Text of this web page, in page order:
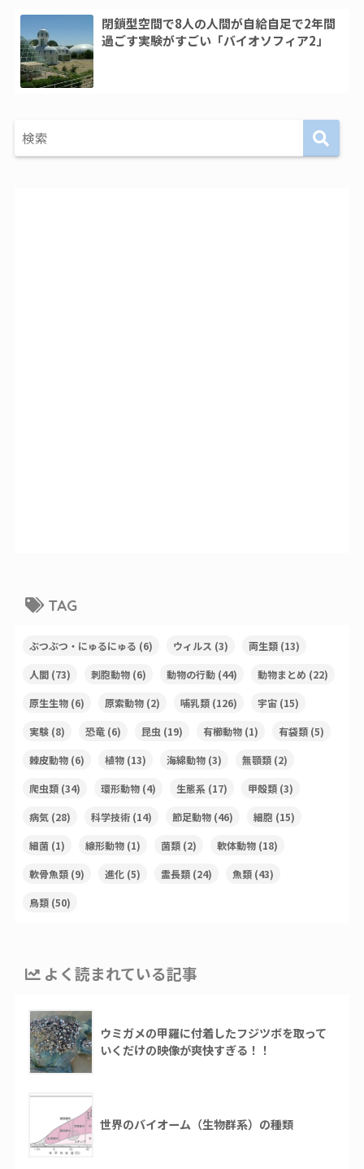
閉鎖型空間で8人の人間が自給自足で2年間
過ごす実験がすごい「バイオソフィア2」
TAG
ぶつぶつ・にゅるにゅる (6) ウィルス (3) 両生類(13)
人間(73) 刺胞動物(6) 動物の行動(44) 動物まとめ (22)
原生生物(6) 原索動物(2) 哺乳類(126) 宇宙(15)
実験(8) 恐竜(6) 昆虫 (19) 有櫛動物(1) 有袋類(5)
棘皮動物(6) 植物(13) 海綿動物(3) 無顎類(2)
爬虫類(34) 環形動物(4) 生態系(17) 甲殻類(3)
病気(28) 科学技術(14) 節足動物(46) 細胞 (15)
細菌(1) 線形動物(1) 菌類(2) 軟体動物(18)
軟骨魚類(9) 進化(5) 霊長類(24) 魚類(43)
鳥類(50)
よく読まれている記事
ウミガメの甲羅に付着したフジツボを取って
いくだけの映像が爽快すぎる！！
世界のバイオーム（生物群系）の種類